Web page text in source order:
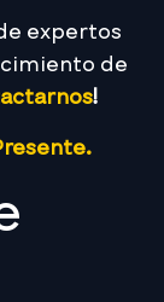
expertos
de
!